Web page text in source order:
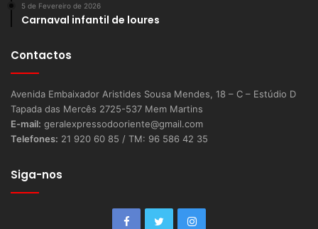
5 de Fevereiro de 2026
Carnaval infantil de loures
Contactos
Avenida Embaixador Aristides Sousa Mendes, 18 – C – Estúdio D
Tapada das Mercês 2725-537 Mem Martins
E-mail: geralexpressodooriente@gmail.com
Telefones: 21 920 60 85 / TM: 96 586 42 35
Siga-nos